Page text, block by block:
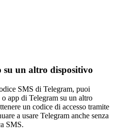
su un altro dispositivo
SMS di Telegram, puoi
app di Telegram su un altro
un codice di accesso tramite
a usare Telegram anche senza
SMS.